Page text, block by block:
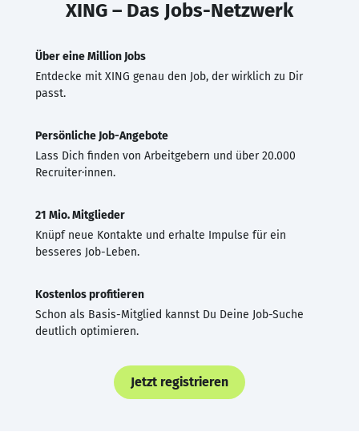
XING – Das Jobs-Netzwerk
Über eine Million Jobs
Entdecke mit XING genau den Job, der wirklich zu Dir
passt.
Persönliche Job-Angebote
Lass Dich finden von Arbeitgebern und über 20.000
Recruiter·innen.
21 Mio. Mitglieder
Knüpf neue Kontakte und erhalte Impulse für ein
besseres Job-Leben.
Kostenlos profitieren
Schon als Basis-Mitglied kannst Du Deine Job-Suche
deutlich optimieren.
Jetzt registrieren